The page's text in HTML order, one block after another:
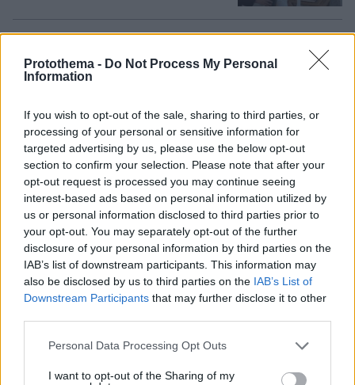
Protothema - Do Not Process My Personal
Information
If you wish to opt-out of the sale, sharing to third parties, or
processing of your personal or sensitive information for
targeted advertising by us, please use the below opt-out
section to confirm your selection. Please note that after your
opt-out request is processed you may continue seeing
interest-based ads based on personal information utilized by
us or personal information disclosed to third parties prior to
your opt-out. You may separately opt-out of the further
disclosure of your personal information by third parties on the
IAB’s list of downstream participants. This information may
also be disclosed by us to third parties on the IAB’s List of
Downstream Participants that may further disclose it to other
Please note that this website/app uses one or more Google
not limited to your visit or usage behaviour. You may click to
Personal Data Processing Opt Outs
I want to opt-out of the Sharing of my
ανήλικη στο σπίτι του στα Χανιά, την
έσωσαν οι φωνές της
Η Σίσσυ Χρηστίδου φωτογραφήθηκε
με μονοκίνι σε παραλία στα Χανιά
πριν μία ώρα
Άλογα χορεύουν πάνω σε σπασμένα
Animals: «Όταν η κριτική σε ένα έθιμο